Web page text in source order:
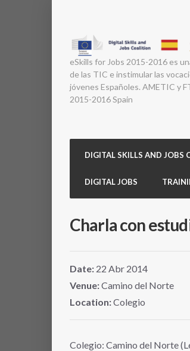
eSkills for Jobs 2015-2016 es
de las TIC e instimular las
jóvenes Españoles. AMETIC y
2015-2016 Spain
DIGITAL SKILLS AND JOBS
DIGITAL JOBS
Charla con
Date: 22 Abr 2014
Venue:Camino del Norte
Location:Colegio
Colegio: Camino del Norte